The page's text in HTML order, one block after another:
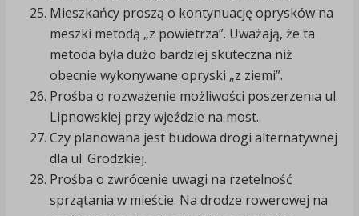
Mieszkańcy proszą o kontynuację oprysków na
meszki metodą „z powietrza”. Uważają, że ta
metoda była dużo bardziej skuteczna niż
obecnie wykonywane opryski „z ziemi”.
Prośba o rozważenie możliwości poszerzenia ul.
Lipnowskiej przy wjeździe na most.
Czy planowana jest budowa drogi alternatywnej
dla ul. Grodzkiej.
Prośba o zwrócenie uwagi na rzetelność
sprzątania w mieście. Na drodze rowerowej na